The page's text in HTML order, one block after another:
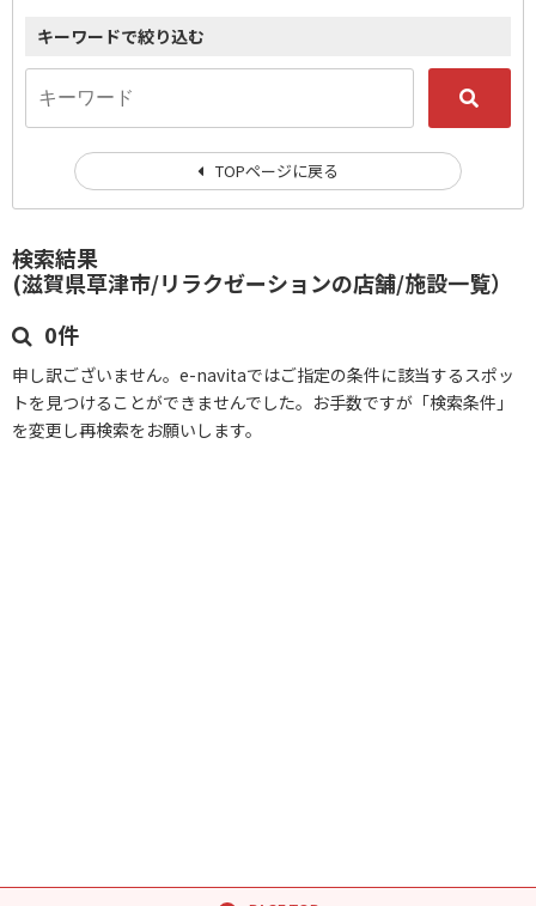
検索結果
(滋賀県草津市/リラクゼーションの店舗/施設一覧）
0件
申し訳ございません。e-navitaではご指定の条件に該当するスポッ
トを見つけることができませんでした。お手数ですが「検索条件」
を変更し再検索をお願いします。
キーワードで絞り込む
TOPページに戻る